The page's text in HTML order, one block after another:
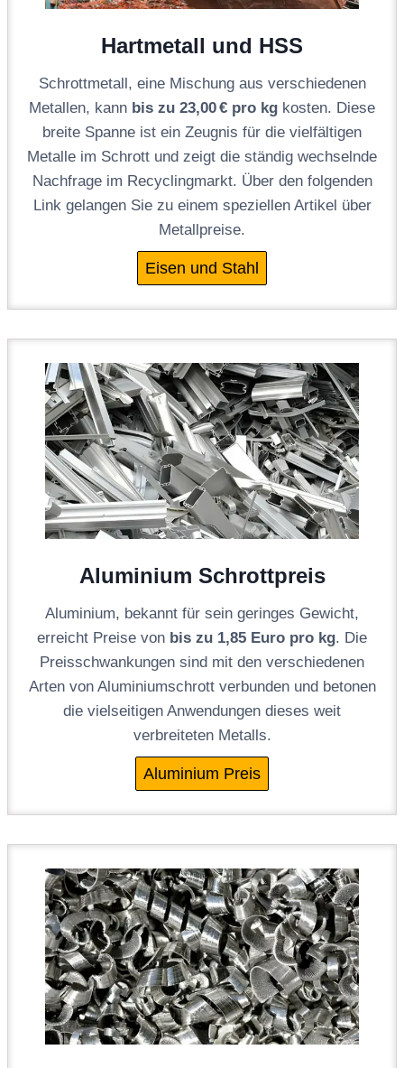
Hartmetall und HSS
Schrottmetall, eine Mischung aus verschiedenen
Metallen, kann bis zu 23,00 € pro kg kosten. Diese
breite Spanne ist ein Zeugnis für die vielfältigen
Metalle im Schrott und zeigt die ständig wechselnde
Nachfrage im Recyclingmarkt. Über den folgenden
Link gelangen Sie zu einem speziellen Artikel über
Metallpreise.
Eisen und Stahl
Aluminium Schrottpreis
Aluminium, bekannt für sein geringes Gewicht,
erreicht Preise von bis zu 1,85 Euro pro kg. Die
Preisschwankungen sind mit den verschiedenen
Arten von Aluminiumschrott verbunden und betonen
die vielseitigen Anwendungen dieses weit
verbreiteten Metalls.
Aluminium Preis